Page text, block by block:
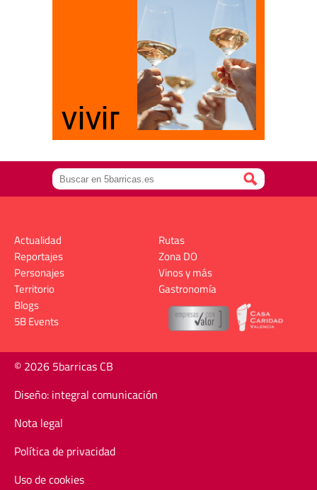
Actualidad
Reportajes
Personajes
Territorio
Rutas
Zona DO
Vinos y más
Gastronomía
Blogs
5B Events
© 2026 5barricas CB
Diseño: integral comunicación
Nota legal
Política de privacidad
Uso de cookies